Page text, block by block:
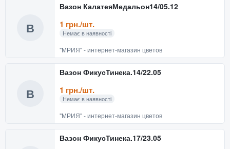
В
Вазон КалатеяМедальон14/05.12
1 грн./шт.
Немає в наявності
"МРИЯ" - интернет-магазин цветов
В
Вазон ФикусТинека.14/22.05
1 грн./шт.
Немає в наявності
"МРИЯ" - интернет-магазин цветов
Вазон ФикусТинека.17/23.05